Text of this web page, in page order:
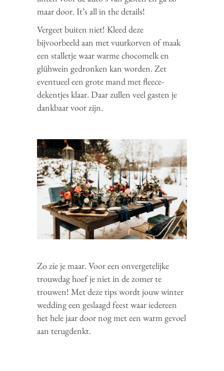
maar door. It’s all in the details!
Vergeet buiten niet! Kleed deze
bijvoorbeeld aan met vuurkorven of maak
een stalletje waar warme chocomelk en
glühwein gedronken kan worden. Zet
eventueel een grote mand met fleece-
dekentjes klaar. Daar zullen veel gasten je
dankbaar voor zijn.
Zo zie je maar. Voor een onvergetelijke
trouwdag hoef je niet in de zomer te
trouwen! Met deze tips wordt jouw winter
wedding een geslaagd feest waar iedereen
het hele jaar door nog met een warm gevoel
aan terugdenkt.